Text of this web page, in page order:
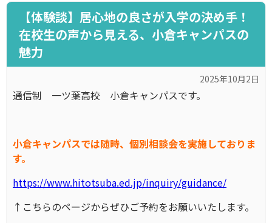
【体験談】居心地の良さが入学の決め手！
在校生の声から見える、小倉キャンパスの
魅力
2025年10月2日
通信制 一ツ葉高校 小倉キャンパスです。
小倉キャンパスでは随時、個別相談会を実施しておりま
す。
https://www.hitotsuba.ed.jp/inquiry/guidance/
↑こちらのページからぜひご予約をお願いいたします。